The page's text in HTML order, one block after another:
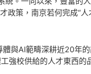
策，南京若何完成“
與AI範疇深耕近20年
強校供給的人才東西的